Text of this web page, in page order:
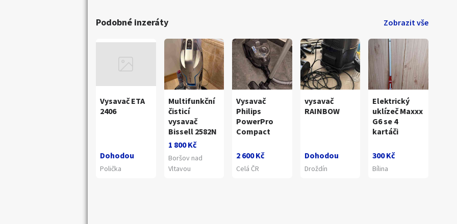
Náhledy 1 6
Podobné inzeráty Zobrazit vše
Vysavač ETA
2406
Dohodou
Polička
Multifunkční
čisticí
vysavač
Bissell 2582N
1 800 Kč
Boršov nad
Vltavou
Vysavač
Philips
PowerPro
Compact
2 600 Kč
Celá ČR
vysavač
RAINBOW
Dohodou
Droždín
Elektrický
uklízeč Maxxx
G6 se 4
kartáči
300 Kč
Bílina